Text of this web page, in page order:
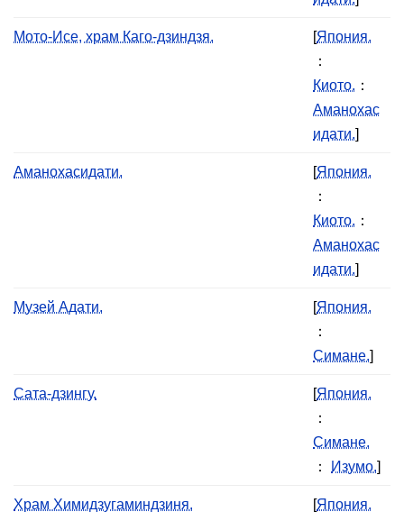
Мото-Исе, храм Каго-дзиндзя. [Япония.
：
Киото. ：
Аманохас
идати.]
Аманохасидати. [Япония.
：
Киото. ：
Аманохас
идати.]
Музей Адати. [Япония.
：
Симане.]
Сата-дзингу. [Япония.
：
Симане.
：
Изумо.]
Храм Химидзугаминдзиня. [Япония.